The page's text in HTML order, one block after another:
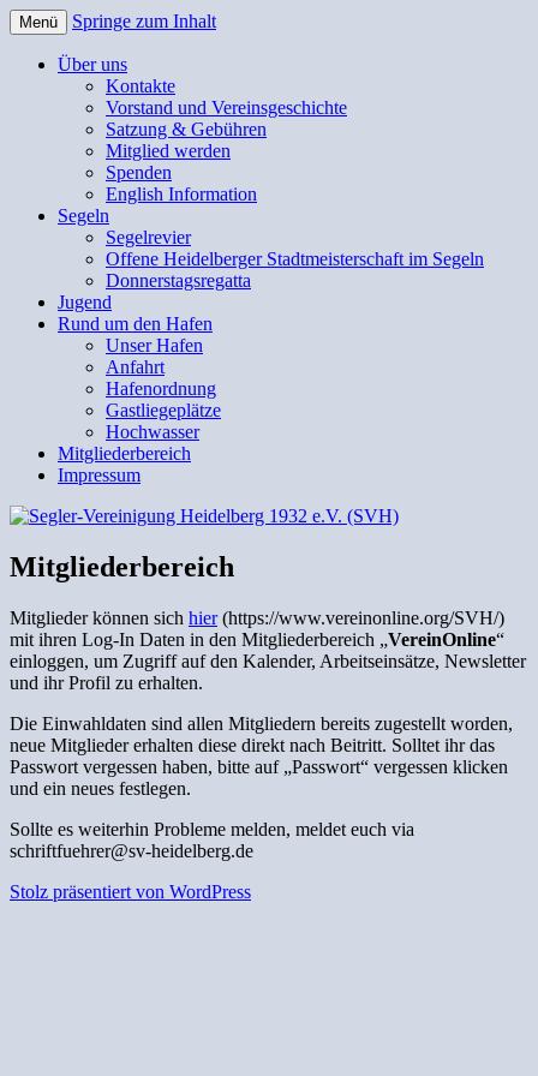
Segler-Vereinigung Heidelberg
1932 e.V. (SVH)
Menü Springe zum Inhalt
Über uns
Kontakte
Vorstand und Vereinsgeschichte
Satzung & Gebühren
Mitglied werden
Spenden
English Information
Segeln
Segelrevier
Offene Heidelberger Stadtmeisterschaft im Segeln
Donnerstagsregatta
Jugend
Rund um den Hafen
Unser Hafen
Anfahrt
Hafenordnung
Gastliegeplätze
Hochwasser
Mitgliederbereich
Impressum
Mitgliederbereich
Mitglieder können sich hier(https://www.vereinonline.org/SVH/)
mit ihren Log-In Daten in den Mitgliederbereich „VereinOnline“
einloggen, um Zugriff auf den Kalender, Arbeitseinsätze, Newsletter
und ihr Profil zu erhalten.
Die Einwahldaten sind allen Mitgliedern bereits zugestellt worden,
neue Mitglieder erhalten diese direkt nach Beitritt. Solltet ihr das
Passwort vergessen haben, bitte auf „Passwort“ vergessen klicken
und ein neues festlegen.
Sollte es weiterhin Probleme melden, meldet euch via
schriftfuehrer@sv-heidelberg.de
Stolz präsentiert von WordPress